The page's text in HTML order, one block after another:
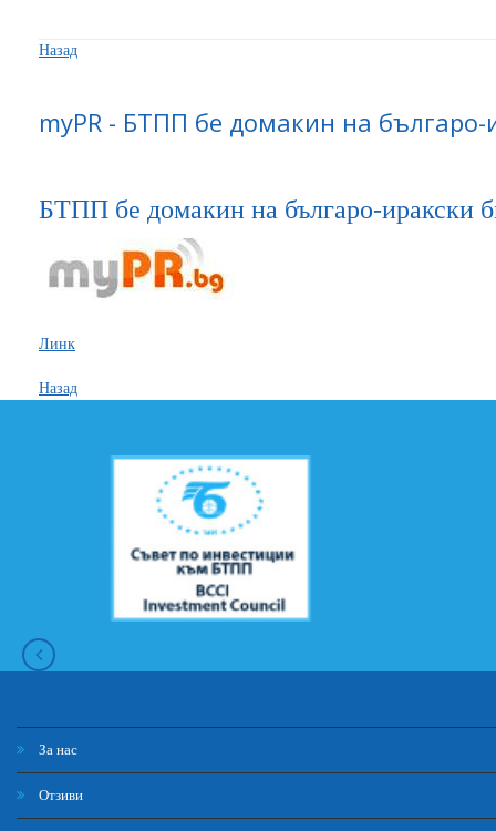
Назад
myPR - БТПП бе домакин на
БТПП бе домакин на българо-иракски
Линк
Назад
За нас
Отзиви